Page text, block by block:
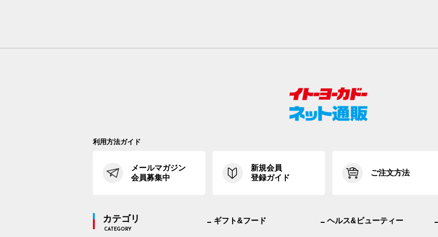
利用方法ガイド
メールマガジン
会員募集中
新規会員
登録ガイド
ご注文方法
カテゴリ
CATEGORY
ギフト&フード ヘルス&ビューティー